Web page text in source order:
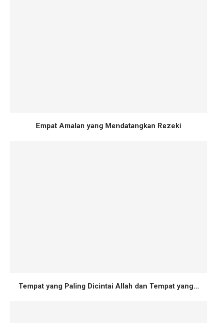
Empat Amalan yang Mendatangkan Rezeki
Tempat yang Paling Dicintai Allah dan Tempat yang...